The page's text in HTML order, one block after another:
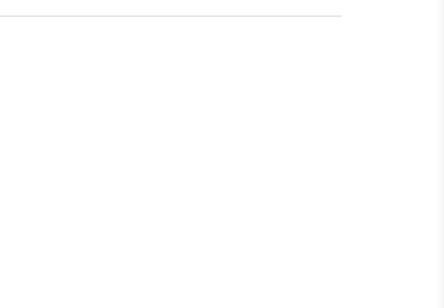
권의 목적은 (1) 저작자
니다..